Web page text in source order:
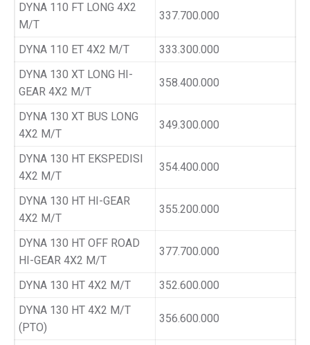
DYNA 110 FT LONG 4X2
M/T
337.700.000
DYNA 110 ET 4X2 M/T
333.300.000
DYNA 130 XT LONG HI-
GEAR 4X2 M/T
358.400.000
DYNA 130 XT BUS LONG
4X2 M/T
349.300.000
DYNA 130 HT EKSPEDISI
4X2 M/T
354.400.000
DYNA 130 HT HI-GEAR
4X2 M/T
355.200.000
DYNA 130 HT OFF ROAD
HI-GEAR 4X2 M/T
377.700.000
DYNA 130 HT 4X2 M/T
352.600.000
DYNA 130 HT 4X2 M/T
(PTO)
356.600.000